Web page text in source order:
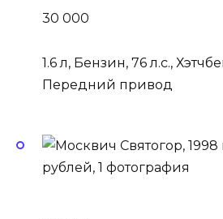
30 000
1.6 л, Бензин, 76 л.с.,
Передний привод